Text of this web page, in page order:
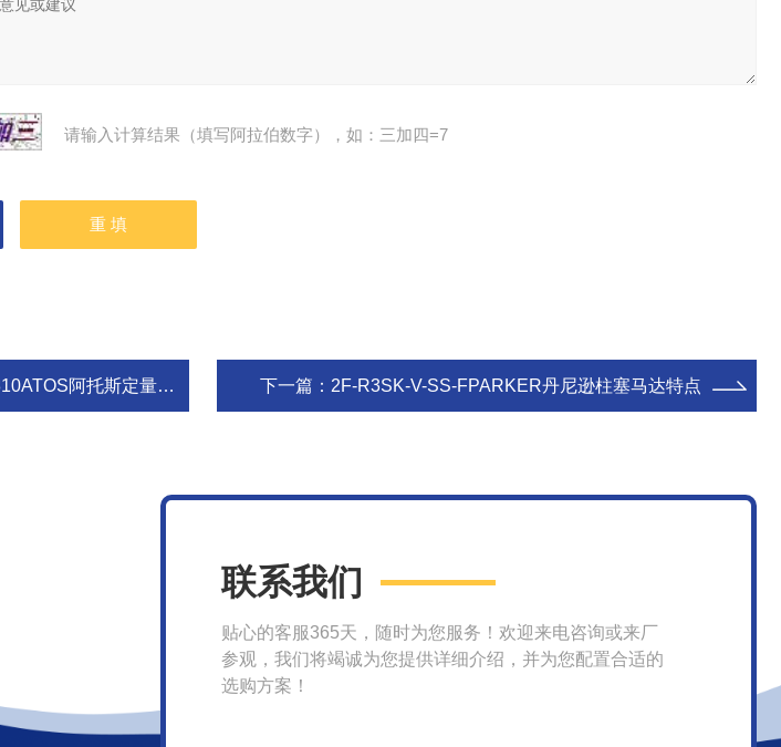
请输入计算结果（填写阿拉伯数字），如：三加四=7
阿托斯定量叶片泵信息 下一篇： 2F-R3SK-V-SS-FPARKER丹尼逊柱塞马达特点
联系我们
贴心的客服365天，随时为您服务！欢迎来电咨询或来厂
参观，我们将竭诚为您提供详细介绍，并为您配置合适的
选购方案！